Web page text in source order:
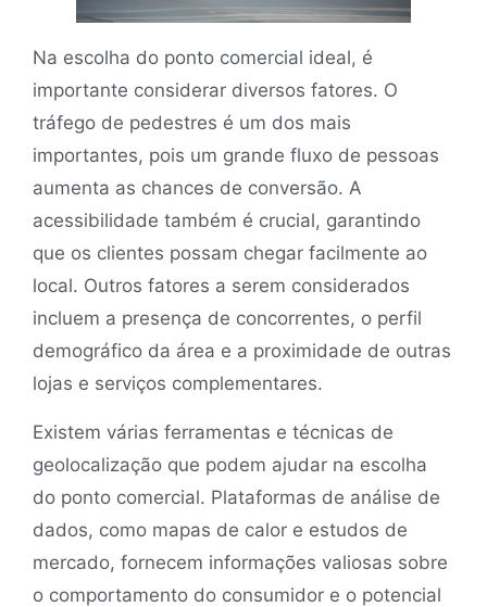
Na escolha do ponto comercial ideal, é
importante considerar diversos fatores. O
tráfego de pedestres é um dos mais
importantes, pois um grande fluxo de pessoas
aumenta as chances de conversão. A
acessibilidade também é crucial, garantindo
que os clientes possam chegar facilmente ao
local. Outros fatores a serem considerados
incluem a presença de concorrentes, o perfil
demográfico da área e a proximidade de outras
lojas e serviços complementares.
Existem várias ferramentas e técnicas de
geolocalização que podem ajudar na escolha
do ponto comercial. Plataformas de análise de
dados, como mapas de calor e estudos de
mercado, fornecem informações valiosas sobre
o comportamento do consumidor e o potencial